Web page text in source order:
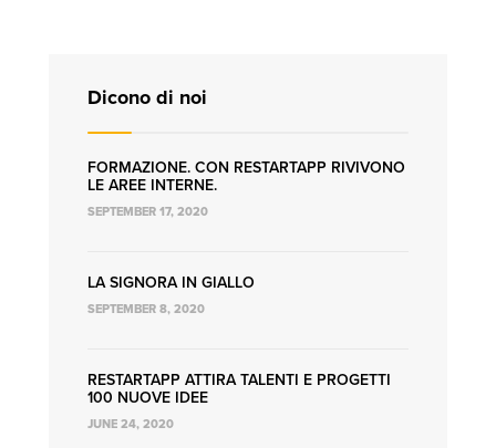
territori
Dicono di noi
FORMAZIONE. CON RESTARTAPP RIVIVONO
LE AREE INTERNE.
SEPTEMBER 17, 2020
LA SIGNORA IN GIALLO
SEPTEMBER 8, 2020
RESTARTAPP ATTIRA TALENTI E PROGETTI
100 NUOVE IDEE
JUNE 24, 2020